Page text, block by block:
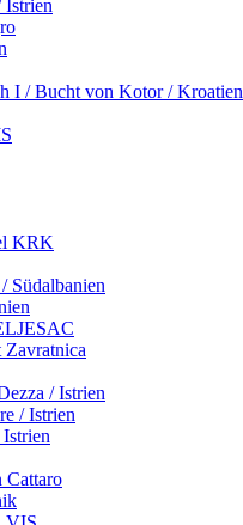
Istrien
I / Bucht von Kotor / Kroatien
KRK
Südalbanien
Zavratnica
/ Istrien
/ Istrien
Cattaro